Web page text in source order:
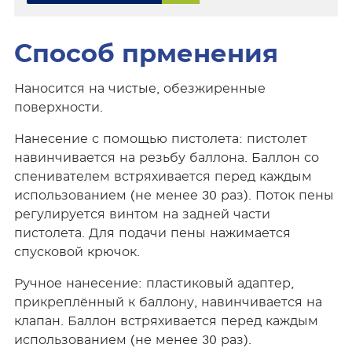
Способ прменения
Наносится на чистые, обезжиренные
поверхности.
Нанесение с помощью пистолета: пистолет
навинчивается на резьбу баллона. Баллон со
спенивателем встряхивается перед каждым
использованием (не менее 30 раз). Поток пены
регулируется винтом на задней части
пистолета. Для подачи пены нажимается
спусковой крючок.
Ручное нанесение: пластиковый адаптер,
прикреплённый к баллону, навинчивается на
клапан. Баллон встряхивается перед каждым
использованием (не менее 30 раз).